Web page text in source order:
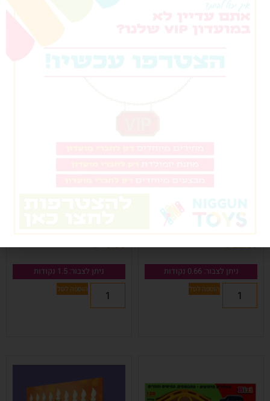
₪22.00
ניתן לצבור: 0.66 נקודות
הוספה לסל
₪49.90
ניתן לצבור: 1.5 נקודות
הוספה לסל